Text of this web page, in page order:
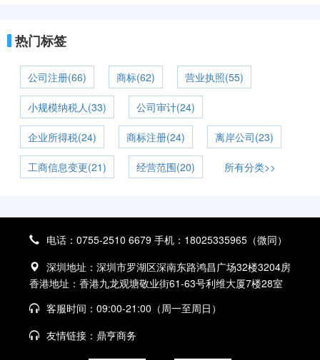
热门标签
公司注册(66) 商标(62) 营业执照(55)
小规模纳税人(33) 公司审计(24)
企业所得税(24) 商标注册(24) 离岸公司(23)
工商信息变更(21) 经营范围(20) 所有分类>>
电话：0755-2510 6679 手机：18025335965（微同）
深圳地址：深圳市罗湖区深南东路鸿昌广场32楼3204房
香港地址：香港九龙观塘敬业街61-63号利维大厦7楼28室
客服时间：09:00-21:00（周一至周日）
友情链接： 鼎亨商务